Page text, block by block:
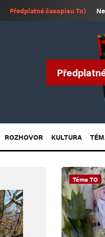
Předplatné časopisu To)
ROZHOVOR KULTURA
Téma TO